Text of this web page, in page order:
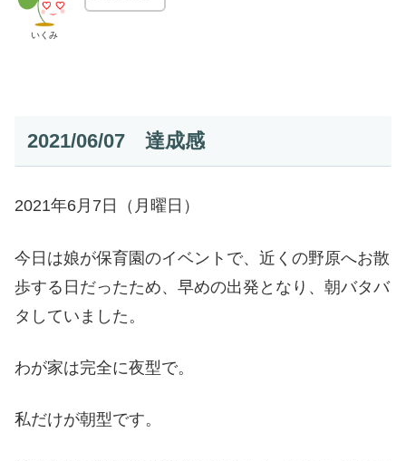
いくみ
2021/06/07 達成感
2021年6月7日（月曜日）
今日は娘が保育園のイベントで、近くの野原へお散
歩する日だったため、早めの出発となり、朝バタバ
タしていました。
わが家は完全に夜型で。
私だけが朝型です。